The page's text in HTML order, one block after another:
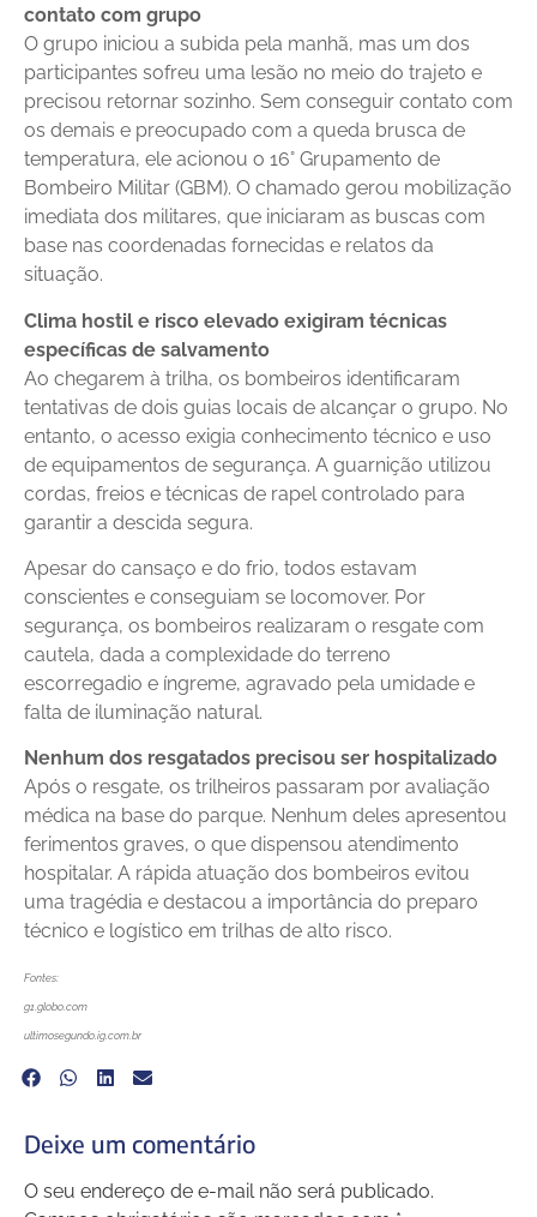
contato com grupo
O grupo iniciou a subida pela manhã, mas um dos
participantes sofreu uma lesão no meio do trajeto e
precisou retornar sozinho. Sem conseguir contato com
os demais e preocupado com a queda brusca de
temperatura, ele acionou o 16° Grupamento de
Bombeiro Militar (GBM). O chamado gerou mobilização
imediata dos militares, que iniciaram as buscas com
base nas coordenadas fornecidas e relatos da
situação.
Clima hostil e risco elevado exigiram técnicas
específicas de salvamento
Ao chegarem à trilha, os bombeiros identificaram
tentativas de dois guias locais de alcançar o grupo. No
entanto, o acesso exigia conhecimento técnico e uso
de equipamentos de segurança. A guarnição utilizou
cordas, freios e técnicas de rapel controlado para
garantir a descida segura.
Apesar do cansaço e do frio, todos estavam
conscientes e conseguiam se locomover. Por
segurança, os bombeiros realizaram o resgate com
cautela, dada a complexidade do terreno
escorregadio e íngreme, agravado pela umidade e
falta de iluminação natural.
Nenhum dos resgatados precisou ser hospitalizado
Após o resgate, os trilheiros passaram por avaliação
médica na base do parque. Nenhum deles apresentou
ferimentos graves, o que dispensou atendimento
hospitalar. A rápida atuação dos bombeiros evitou
uma tragédia e destacou a importância do preparo
técnico e logístico em trilhas de alto risco.
Fontes:
g1.globo.com
ultimosegundo.ig.com.br
Deixe um comentário
O seu endereço de e-mail não será publicado.